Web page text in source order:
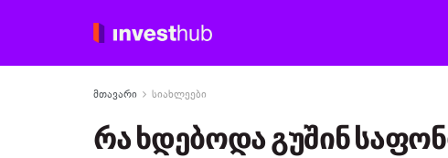
მთავარი სიახლეები
რა ხდებოდა გუშინ